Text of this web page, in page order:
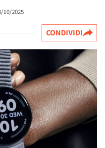
10/2025
CONDIVIDI